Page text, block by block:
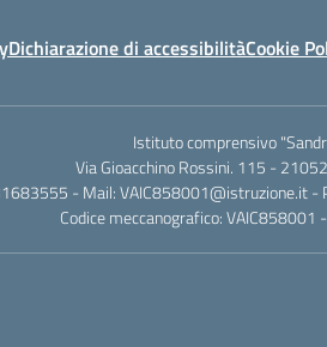
Dichiarazione di accessibilitàCookie
Istituto comprensivo
Via Gioacchino Rossini. 115 -
- Mail: VAIC858001@istruzione.it -
Codice meccanografico: